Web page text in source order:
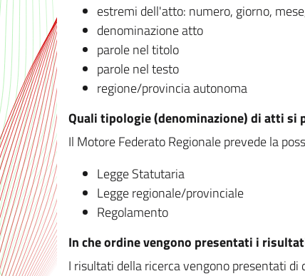
estremi dell'atto: numero, giorno,
denominazione atto
parole nel titolo
parole nel testo
regione/provincia autonoma
Quali tipologie (denominazione) di atti si
Il Motore Federato Regionale prevede la
Legge Statutaria
Legge regionale/provinciale
Regolamento
In che ordine vengono presentati i
I risultati della ricerca vengono presentati